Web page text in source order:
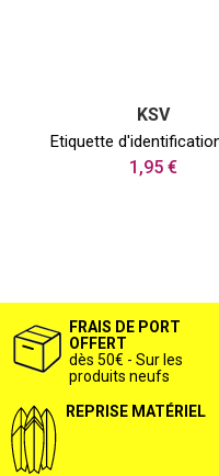
KSV
Etiquette
1,95 €
FRAIS DE PORT
OFFERT
dès 50€ - Sur les
produits neufs
REPRISE MATÉRIEL